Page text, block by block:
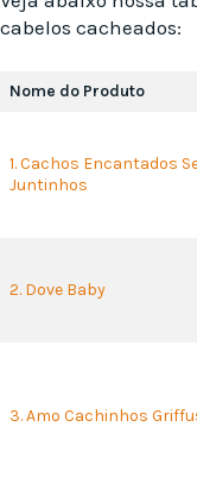
cabelos cacheados:
Nome do Produto
1. Cachos Encantados
Juntinhos
2. Dove Baby
3. Amo Cachinhos